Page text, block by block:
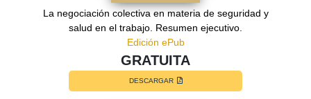
La negociación colectiva en materia de seguridad y
salud en el trabajo. Resumen ejecutivo.
Edición ePub
GRATUITA
DESCARGAR